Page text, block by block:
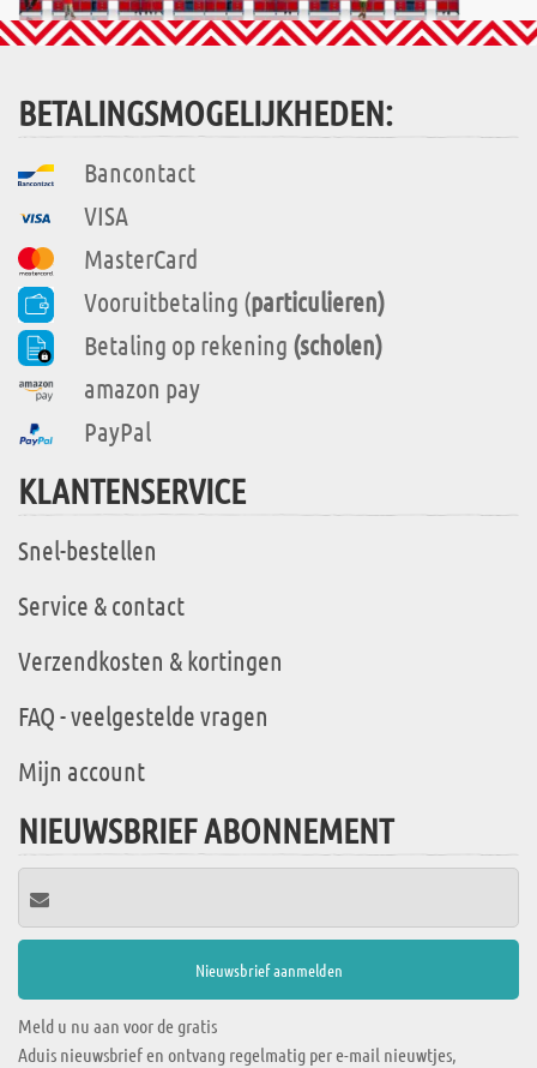
BETALINGSMOGELIJKHEDEN:
Bancontact
VISA
MasterCard
Vooruitbetaling (particulieren)
Betaling op rekening (scholen)
amazon pay
PayPal
KLANTENSERVICE
Snel-bestellen
Service & contact
Verzendkosten & kortingen
FAQ - veelgestelde vragen
Mijn account
NIEUWSBRIEF ABONNEMENT
Meld u nu aan voor de gratis
Aduis nieuwsbrief en ontvang regelmatig per e-mail nieuwtjes,